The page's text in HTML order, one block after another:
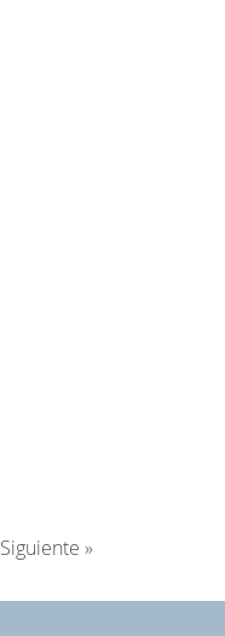
Siguiente »